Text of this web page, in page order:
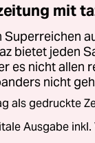
mit
Superreichen
bietet jeden
es nicht allen
nicht
als gedruckte
Ausgabe